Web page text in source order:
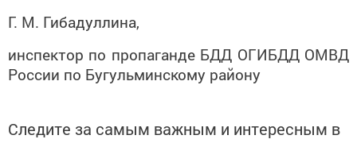
Г. М. Гибадуллина,
инспектор по пропаганде БДД ОГИБДД ОМВД
России по Бугульминскому району
Следите за самым важным и интересным в